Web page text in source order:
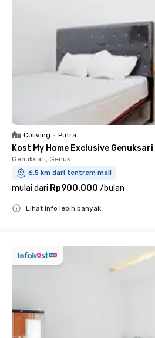
Coliving • Putra
Kost My Home Exclusive
Genuksari, Genuk
6.5 km dari tentrem mall
mulai dari Rp900.000 /bulan
Lihat info lebih banyak